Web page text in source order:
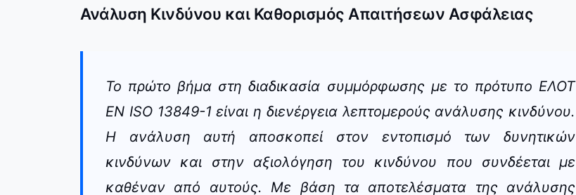
Ανάλυση Κινδύνου και Καθορισμός Απαιτήσεων Ασφάλειας
Το πρώτο βήμα στη διαδικασία συμμόρφωσης με το πρότυπο ΕΛΟΤ
EN ISO 13849-1 είναι η διενέργεια λεπτομερούς ανάλυσης κινδύνου.
Η ανάλυση αυτή αποσκοπεί στον εντοπισμό των δυνητικών
κινδύνων και στην αξιολόγηση του κινδύνου που συνδέεται με
καθέναν από αυτούς. Με βάση τα αποτελέσματα της ανάλυσης